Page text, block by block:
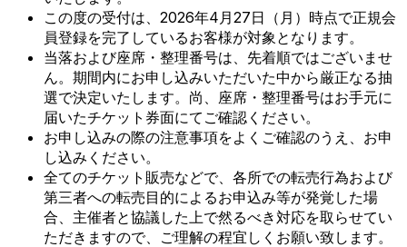
この度の受付は、2026年4月27日（月）時点で正規会
員登録を完了しているお客様が対象となります。
当落および座席・整理番号は、先着順ではございませ
ん。期間内にお申し込みいただいた中から厳正なる抽
選で決定いたします。尚、座席・整理番号はお手元に
届いたチケット券面にてご確認ください。
お申し込みの際の注意事項をよくご確認のうえ、お申
し込みください。
全てのチケット販売などで、各所での転売行為および
第三者への転売目的によるお申込み等が発覚した場
合、主催者と協議した上で然るべき対応を取らせてい
ただきますので、ご理解の程宜しくお願い致します。